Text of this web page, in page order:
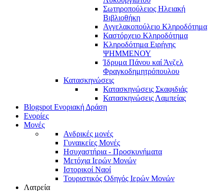
Σωτηροπούλειος Ηλειακή
Βιβλιοθήκη
Αγγελακοπούλειο Κληροδότημα
Καστόρχειο Κληροδότημα
Κληροδότημα Ειρήνης
ΨΗΜΜΕΝΟΥ
Ίδρυμα Πάνου καί Άνζελ
Φραγκοδημητρόπουλου
Κατασκηνώσεις
Κατασκηνώσεις Σκαφιδιάς
Κατασκηνώσεις Λαμπείας
Blogspot Ενοριακή Δράση
Ενορίες
Μονές
Ανδρικές μονές
Γυναικείες Μονές
Ησυχαστήρια - Προσκυνήματα
Μετόχια Ιερών Μονών
Ιστορικοί Ναοί
Τουριστικός Οδηγός Ιερών Μονών
Λατρεία